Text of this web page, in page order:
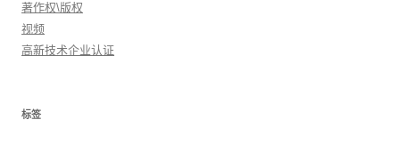
著作权\版权
视频
高新技术企业认证
标签